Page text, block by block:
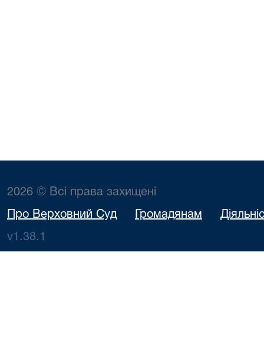
2026 © Всі права захищені
Про Верховний Суд Громадянам
v1.38.1